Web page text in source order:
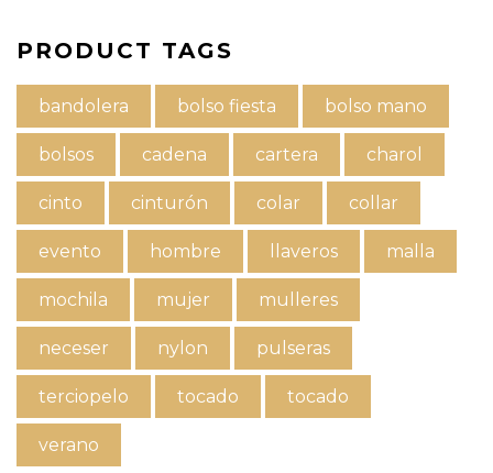
PRODUCT TAGS
bandolera bolso fiesta bolso mano
bolsos cadena cartera charol
cinto cinturón colar collar
evento hombre llaveros malla
mochila mujer mulleres
neceser nylon pulseras
terciopelo tocado tocado
verano